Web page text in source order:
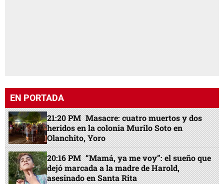
EN PORTADA
21:20 PM Masacre: cuatro muertos y dos
heridos en la colonia Murilo Soto en
Olanchito, Yoro
20:16 PM “Mamá, ya me voy”: el sueño que
dejó marcada a la madre de Harold,
asesinado en Santa Rita